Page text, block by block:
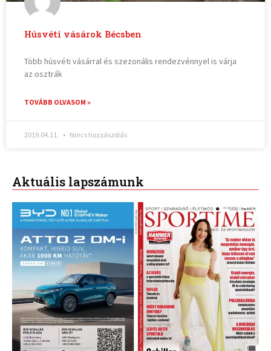
Húsvéti vásárok Bécsben
Több húsvéti vásárral és szezonális rendezvénnyel is várja
az osztrák
TOVÁBB OLVASOM »
2019.04.11. Nincs hozzászólás
Aktuális lapszámunk